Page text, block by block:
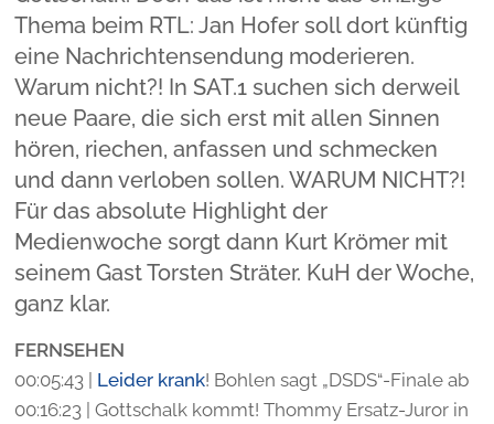
Thema beim RTL: Jan Hofer soll dort künftig
eine Nachrichtensendung moderieren.
Warum nicht?! In SAT.1 suchen sich derweil
neue Paare, die sich erst mit allen Sinnen
hören, riechen, anfassen und schmecken
und dann verloben sollen. WARUM NICHT?!
Für das absolute Highlight der
Medienwoche sorgt dann Kurt Krömer mit
seinem Gast Torsten Sträter. KuH der Woche,
ganz klar.
FERNSEHEN
00:05:43 | Leider krank! Bohlen sagt „DSDS“-Finale ab
00:16:23 | Gottschalk kommt! Thommy Ersatz-Juror in